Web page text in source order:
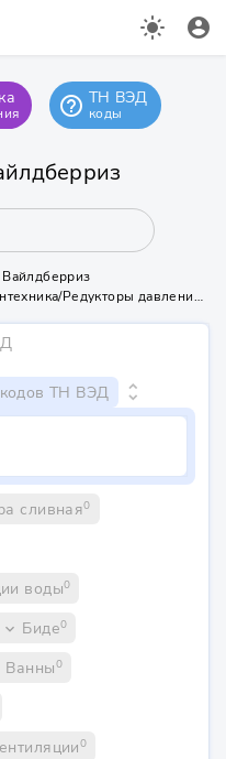
light_mode account_circle
help_outline ТН ВЭД
коды
Категория товаров Вайлдберриз «Сантехника/Редукторы давления» не содержит ТН ВЭД кодов
кодов ТН ВЭД unfold_more
сливная0
воды0
keyboard_arrow_down Биде0
Ванны0
0